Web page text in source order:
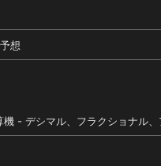
想
機 - デシマル、フラクショナル、